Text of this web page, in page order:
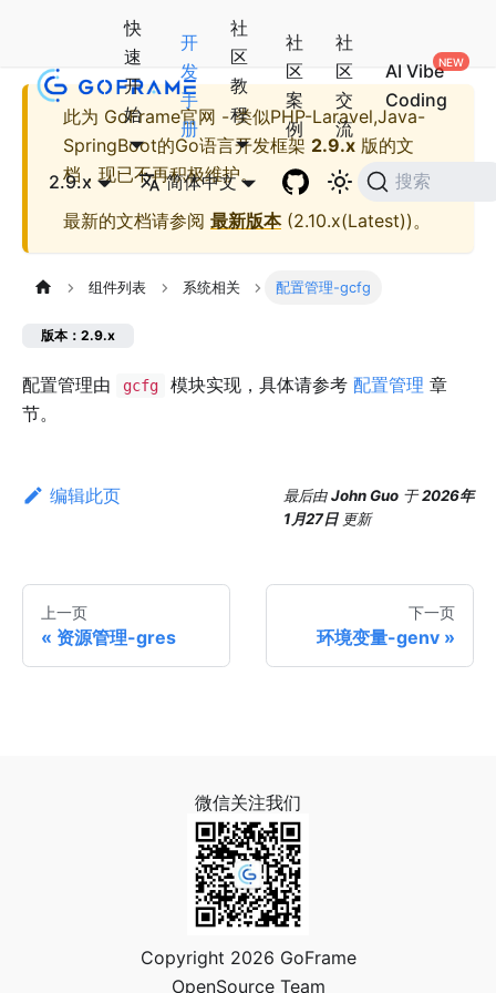
快
速
开
始
开
发
手
册
社
区
教
程
社
区
案
例
社
区
交
流
AI Vibe
Coding
2.9.x 简体中文 搜索
此为 GoFrame官网 - 类似PHP-Laravel,Java-
SpringBoot的Go语言开发框架 2.9.x 版的文
档，现已不再积极维护。
最新的文档请参阅 最新版本(2.10.x(Latest))。
组件列表 系统相关 配置管理-gcfg
版本：2.9.x
配置管理由 gcfg 模块实现，具体请参考 配置管理 章
节。
编辑此页 最后由John Guo 于2026年
1月27日 更新
上一页
资源管理-gres
下一页
环境变量-genv
微信关注我们
Copyright 2026 GoFrame
OpenSource Team